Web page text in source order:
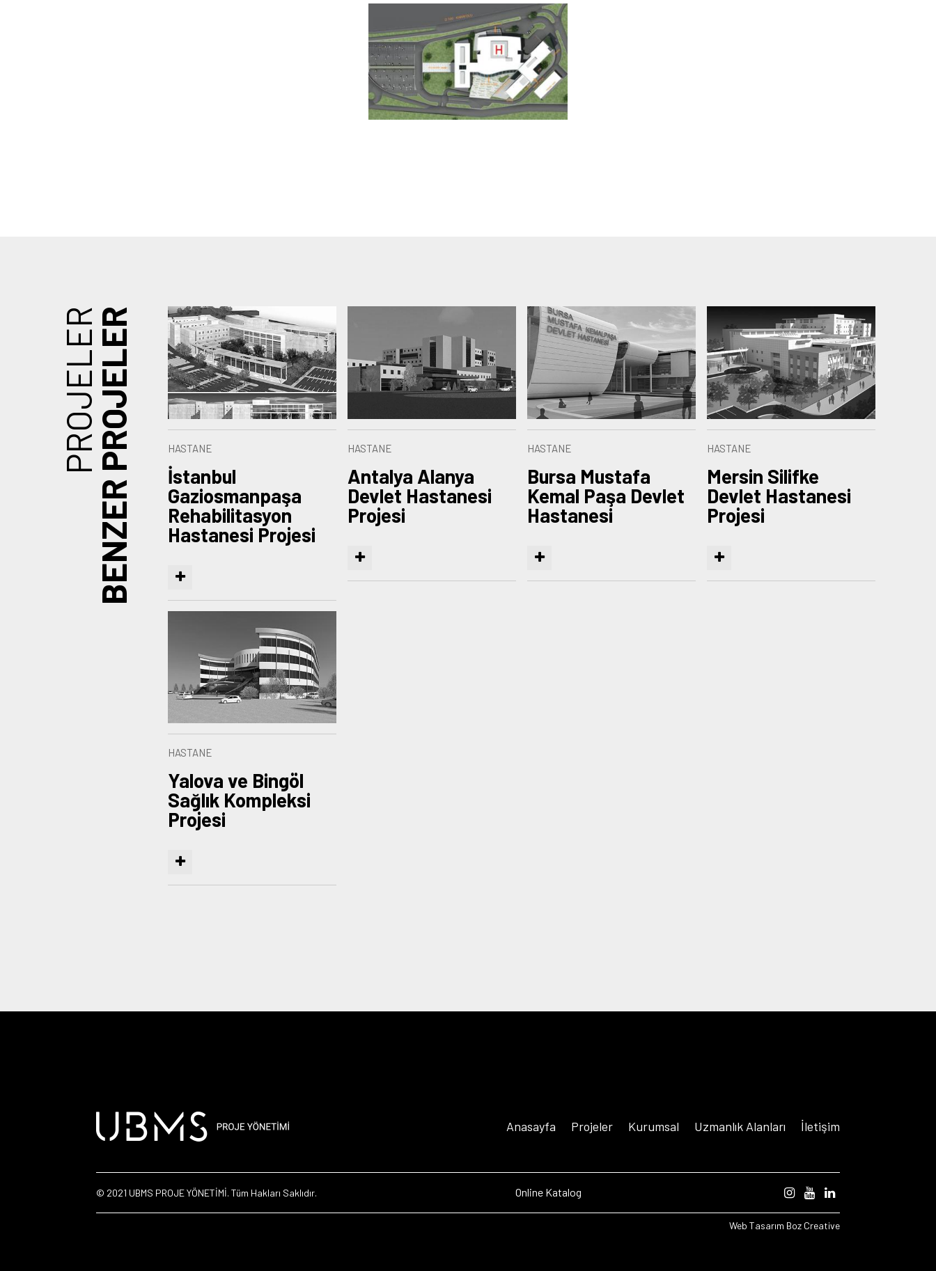
BENZER PROJELER
PROJELER HASTANE
İstanbul
Gaziosmanpaşa
Rehabilitasyon
Hastanesi Projesi
HASTANE
Antalya Alanya
Devlet Hastanesi
Projesi
HASTANE
Bursa Mustafa
Kemal Paşa Devlet
Hastanesi
HASTANE
Mersin Silifke
Devlet Hastanesi
Projesi
HASTANE
Yalova ve Bingöl
Sağlık Kompleksi
Projesi
Anasayfa Projeler Kurumsal Uzmanlık Alanları İletişim
© 2021 UBMS PROJE YÖNETİMİ. Tüm Hakları Saklıdır. Online Katalog
Web Tasarım Boz Creative